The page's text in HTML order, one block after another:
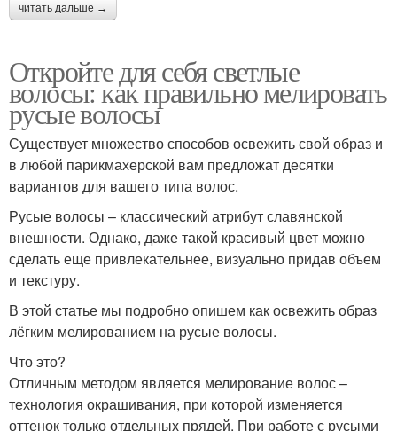
читать дальше →
Откройте для себя светлые
волосы: как правильно мелировать
русые волосы
Существует множество способов освежить свой образ и
в любой парикмахерской вам предложат десятки
вариантов для вашего типа волос.
Русые волосы – классический атрибут славянской
внешности. Однако, даже такой красивый цвет можно
сделать еще привлекательнее, визуально придав объем
и текстуру.
В этой статье мы подробно опишем как освежить образ
лёгким мелированием на русые волосы.
Что это?
Отличным методом является мелирование волос –
технология окрашивания, при которой изменяется
оттенок только отдельных прядей. При работе с русыми